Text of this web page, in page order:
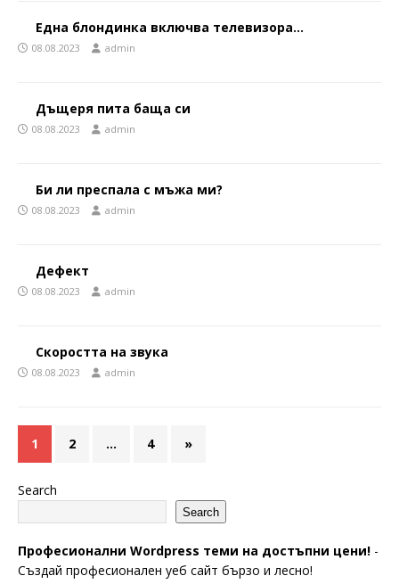
Една блондинка включва телевизора…
08.08.2023 admin
Дъщеря пита баща си
08.08.2023 admin
Би ли преспала с мъжа ми?
08.08.2023 admin
Дефект
08.08.2023 admin
Скоростта на звука
08.08.2023 admin
1 2 … 4 »
Search
Search
Професионални Wordpress теми на достъпни цени! -
Създай професионален уеб сайт бързо и лесно!